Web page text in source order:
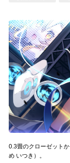
ログイン
LINK
muevoクラウド
muevoコミュニテ
ぶいクラ！by
ぶいコミュ！by
0.3畳のクローゼット
め いつき）。